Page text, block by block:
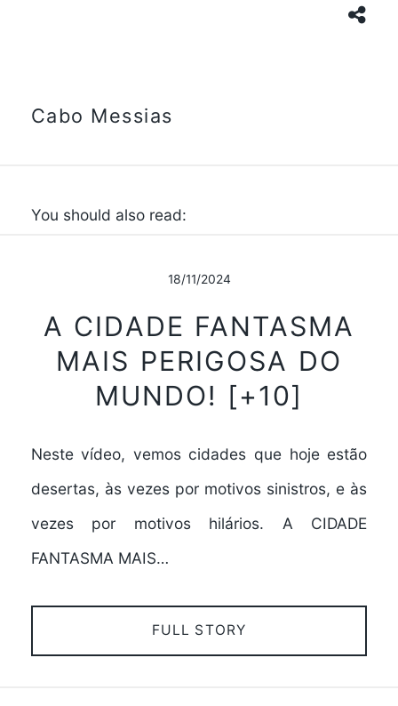
Cabo Messias
You should also read:
18/11/2024
A CIDADE FANTASMA
MAIS PERIGOSA DO
MUNDO! [+10]
Neste vídeo, vemos cidades que hoje estão
desertas, às vezes por motivos sinistros, e às
vezes por motivos hilários. A CIDADE
FANTASMA MAIS…
FULL STORY